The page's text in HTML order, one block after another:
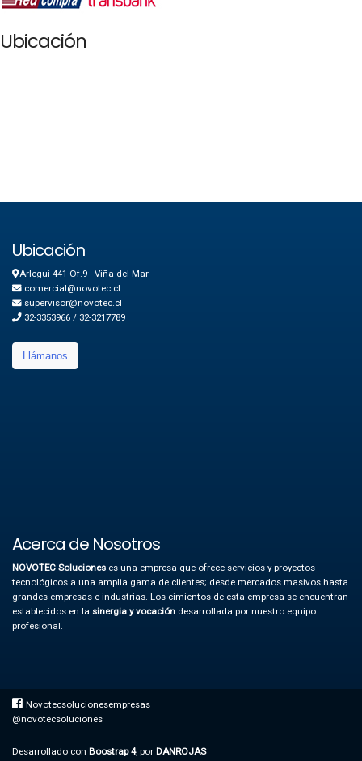
Ubicación
Ubicación
Arlegui 441 Of.9 - Viña del Mar
comercial@novotec.cl
supervisor@novotec.cl
32-3353966 / 32-3217789
Llámanos
Acerca de Nosotros
NOVOTEC Soluciones es una empresa que ofrece servicios y proyectos
tecnológicos a una amplia gama de clientes; desde mercados masivos hasta
grandes empresas e industrias. Los cimientos de esta empresa se encuentran
establecidos en la sinergia y vocación desarrollada por nuestro equipo
profesional.
Novotecsolucionesempresas
@novotecsoluciones
Desarrollado con Boostrap 4, por DANROJAS